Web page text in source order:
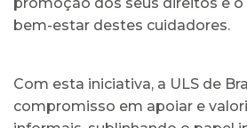
bem-estar destes cuidadores.
Com esta iniciativa, a ULS de
compromisso em apoiar e